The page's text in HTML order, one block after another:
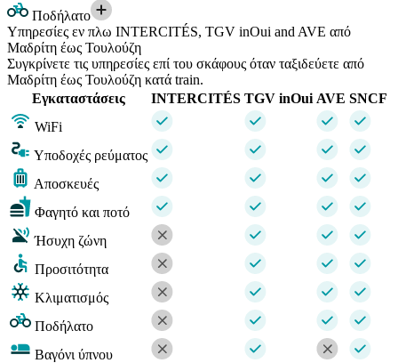
Ποδήλατο
Υπηρεσίες εν πλω INTERCITÉS, TGV inOui and AVE από
Μαδρίτη έως Τουλούζη
Συγκρίνετε τις υπηρεσίες επί του σκάφους όταν ταξιδεύετε από
Μαδρίτη έως Τουλούζη κατά train.
Εγκαταστάσεις
INTERCITÉS TGV inOui AVE SNCF
WiFi
Υποδοχές ρεύματος
Αποσκευές
Φαγητό και ποτό
Ήσυχη ζώνη
Προσιτότητα
Κλιματισμός
Ποδήλατο
Βαγόνι ύπνου